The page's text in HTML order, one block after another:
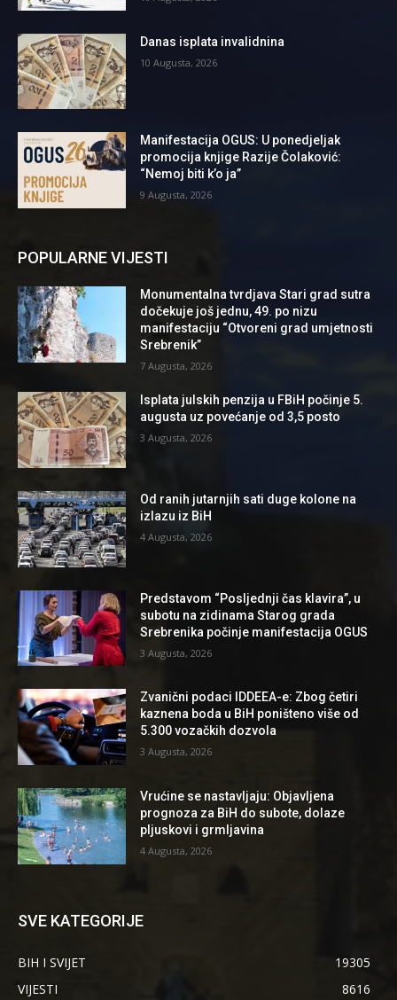
Danas isplata invalidnina
10 Augusta, 2026
Manifestacija OGUS: U ponedjeljak
promocija knjige Razije Čolaković:
“Nemoj biti k’o ja”
9 Augusta, 2026
POPULARNE VIJESTI
Monumentalna tvrdjava Stari grad sutra
dočekuje još jednu, 49. po nizu
manifestaciju “Otvoreni grad umjetnosti
Srebrenik”
7 Augusta, 2026
Isplata julskih penzija u FBiH počinje 5.
augusta uz povećanje od 3,5 posto
3 Augusta, 2026
Od ranih jutarnjih sati duge kolone na
izlazu iz BiH
4 Augusta, 2026
Predstavom “Posljednji čas klavira”, u
subotu na zidinama Starog grada
Srebrenika počinje manifestacija OGUS
3 Augusta, 2026
Zvanični podaci IDDEEA-e: Zbog četiri
kaznena boda u BiH poništeno više od
5.300 vozačkih dozvola
3 Augusta, 2026
Vrućine se nastavljaju: Objavljena
prognoza za BiH do subote, dolaze
pljuskovi i grmljavina
4 Augusta, 2026
SVE KATEGORIJE
BIH I SVIJET
19305
VIJESTI
8616